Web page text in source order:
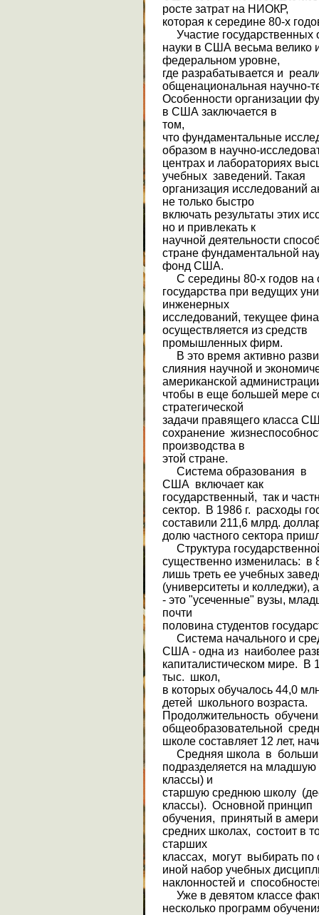
росте затрат на НИОКР,
которая к середи­не 80-х
Участие государственных
науки в США весьма ве­лико
федеральном уровне,
где разрабаты­вается и
общенациональная научно-
Особенности организации
в США заключается в
том,
что фундаментальные
образом в на­учно-
центрах и лабораториях
учебных заведе­ний. Такая
организация исследований
не только быстро
включать результаты этих
но и привлекать к
научной деятельности
стране фундаментальной
фонд США.
С середины 80-х годов на
государства при ведущих
инженерных
исследований, текущее
осуществляется из средств
промышленных фирм.
В это время активно
слияния научной и
американской
чтобы в еще большей мере
стратегической
задачи правящего класса
сохранение
произ­водства в
этой стране.
Система образования в
США включает как
государственный, так и
сектор. В 1986 г. расходы
составили 211,6 млрд.
долю частного сектора
Структура
существенно изменилась: в
лишь треть ее учебных
(университеты и колледжи),
- это "усеченные" вузы,
почти
половина студентов
Система начального и
США - одна из наибо­лее
капиталистическом мире. В
тыс. школ,
в которых обучалось 44,0
детей школьного возраста.
Продолжительность
общеобразовательной
школе составляет 12 лет,
Средняя школа в
подразделяется на
классы) и
старшую среднюю школу
классы). Основной принцип
обучения, принятый в
средних школах, состоит в
старших
классах, могут выбирать
иной набор учебных
наклонностей и
Уже в девятом классе
несколько программ